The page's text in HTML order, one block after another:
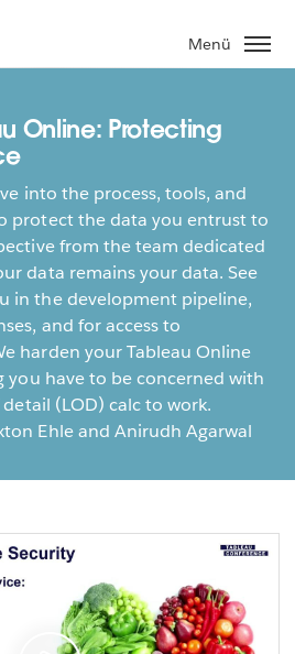
Menü
Online: Protecting
into the process, tools, and
protect the data you entrust to
from the team dedicated
data remains your data. See
in the development pipeline,
and for access to
harden your Tableau Online
you have to be concerned with
(LOD) calc to work.
Ehle and Anirudh Agarwal